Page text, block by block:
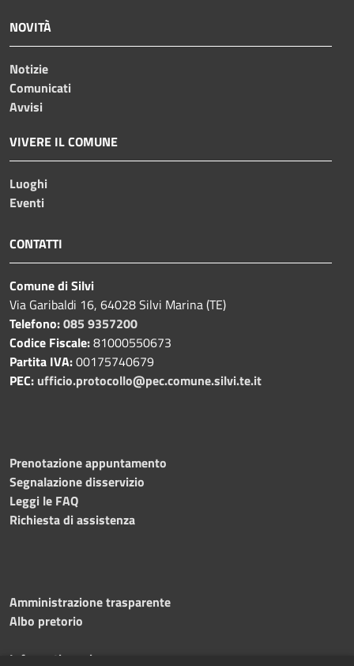
NOVITÀ
Notizie
Comunicati
Avvisi
VIVERE IL COMUNE
Luoghi
Eventi
CONTATTI
Comune di Silvi
Via Garibaldi 16, 64028 Silvi Marina (TE)
Telefono:085 9357200
Codice Fiscale:81000550673
Partita IVA:00175740679
PEC: ufficio.protocollo@pec.comune.silvi.te.it
Prenotazione appuntamento
Segnalazione disservizio
Leggi le FAQ
Richiesta di assistenza
Amministrazione trasparente
Albo pretorio
Informativa privacy